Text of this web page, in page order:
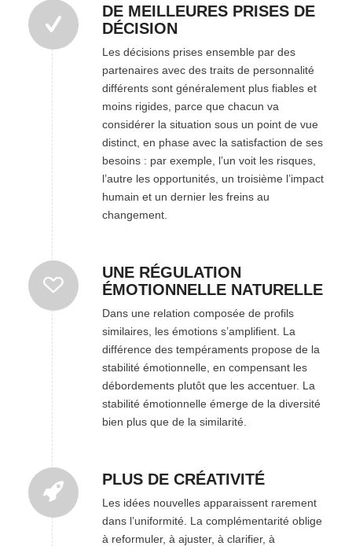
DE MEILLEURES PRISES DE
DÉCISION
Les décisions prises ensemble par des
partenaires avec des traits de personnalité
différents sont généralement plus fiables et
moins rigides, parce que chacun va
considérer la situation sous un point de vue
distinct, en phase avec la satisfaction de ses
besoins : par exemple, l’un voit les risques,
l’autre les opportunités, un troisième l’impact
humain et un dernier les freins au
changement.
UNE RÉGULATION
ÉMOTIONNELLE NATURELLE
Dans une relation composée de profils
similaires, les émotions s’amplifient. La
différence des tempéraments propose de la
stabilité émotionnelle, en compensant les
débordements plutôt que les accentuer. La
stabilité émotionnelle émerge de la diversité
bien plus que de la similarité.
PLUS DE CRÉATIVITÉ
Les idées nouvelles apparaissent rarement
dans l’uniformité. La complémentarité oblige
à reformuler, à ajuster, à clarifier, à